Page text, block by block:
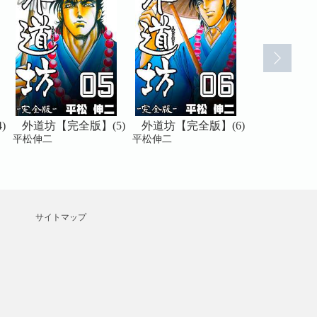
外道坊【完全版】(5)
平松伸二
外道坊【完全版】(6)
平松伸二
サイトマップ